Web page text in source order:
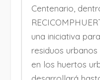
Centenario,
una iniciativa
residuos
en los huertos